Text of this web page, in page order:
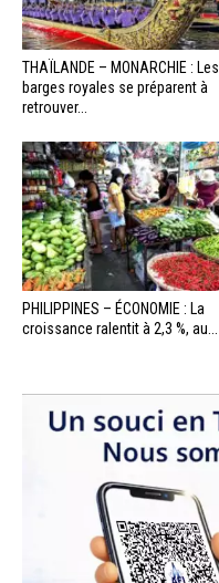
THAÏLANDE – MONARCHIE : Les
barges royales se préparent à
retrouver...
PHILIPPINES – ÉCONOMIE : La
croissance ralentit à 2,3 %, au...